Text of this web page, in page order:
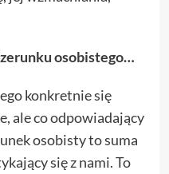
osobistego…
konkretnie się
ale co odpowiadający
osobisty to suma
się z nami. To